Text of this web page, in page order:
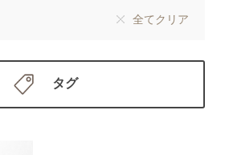
全てクリア
タグ